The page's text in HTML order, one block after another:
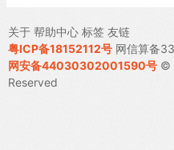
大多数从业者可能不会直接构建
关于 帮助中心 标签 友链
粤ICP备18152112号 网信算备
网安备44030302001590号 ©
Reserved